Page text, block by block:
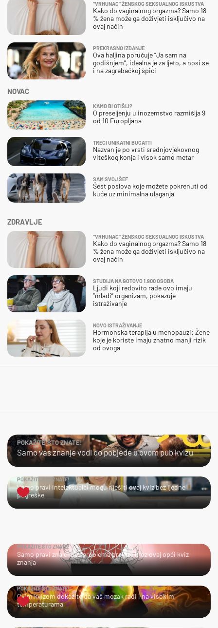
ZDRAVLJE
"VRHUNAC" ŽENSKOG SEKSUALNOG ISKUSTVA
Kako do vaginalnog orgazma? Samo 18
% žena može ga doživjeti isključivo na
ovaj način
STUDIJA NA GOTOVO 1.900 OSOBA
Ljudi koji redovito rade ovo imaju
“mlađi” organizam, pokazuje
istraživanje
NOVO ISTRAŽIVANJE
Hormonska terapija u menopauzi: Žene
koje je koriste imaju znatno manji rizik
od ovoga
NOVAC
KAMO BI OTIŠLI?
O preseljenju u inozemstvo razmišlja 9
od 10 Europljana
TREĆI UNIKATNI BUGATTI
Nazvan je po vrsti srednjovjekovnog
viteškog konja i visok samo metar
SAM SVOJ ŠEF
Šest poslova koje možete pokrenuti od
kuće uz minimalna ulaganja
"VRHUNAC" ŽENSKOG SEKSUALNOG ISKUSTVA
Kako do vaginalnog orgazma? Samo 18
% žena može ga doživjeti isključivo na
ovaj način
PREKRASNO IZDANJE
Ova haljina poručuje “Ja sam na
godišnjem”, idealna je za ljeto, a nosi se
i na zagrebačkoj špici
POKAŽITE ŠTO ZNATE!
Samo vas znanje vodi do pobjede u ovom pub kvizu
POKAŽITE ŠTO ZNATE!
Samo pravi intelektualci mogu riješiti ovaj kviz bez ijedne
pogreške
POKAŽITE ŠTO ZNATE!
Samo pravi znalci bez problema prolaze kroz ovaj opći kviz
znanja
POKAŽITE ŠTO ZNATE!
Ovim kvizom dokažite da vaš mozak radi i na visokim
temperaturama